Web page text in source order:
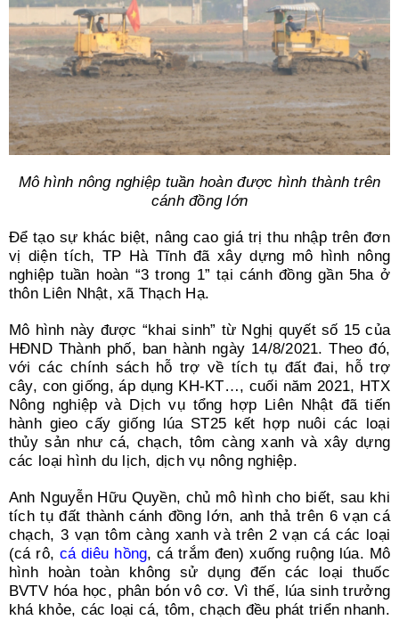
Mô hình nông nghiệp tuần hoàn được hình thành trên
cánh đồng lớn
Để tạo sự khác biệt, nâng cao giá trị thu nhập trên đơn
vị diện tích, TP Hà Tĩnh đã xây dựng mô hình nông
nghiệp tuần hoàn “3 trong 1” tại cánh đồng gần 5ha ở
thôn Liên Nhật, xã Thạch Hạ.
Mô hình này được “khai sinh” từ Nghị quyết số 15 của
HĐND Thành phố, ban hành ngày 14/8/2021. Theo đó,
với các chính sách hỗ trợ về tích tụ đất đai, hỗ trợ
cây, con giống, áp dụng KH-KT…, cuối năm 2021, HTX
Nông nghiệp và Dịch vụ tổng hợp Liên Nhật đã tiến
hành gieo cấy giống lúa ST25 kết hợp nuôi các loại
thủy sản như cá, chạch, tôm càng xanh và xây dựng
các loại hình du lịch, dịch vụ nông nghiệp.
Anh Nguyễn Hữu Quyền, chủ mô hình cho biết, sau khi
tích tụ đất thành cánh đồng lớn, anh thả trên 6 vạn cá
chạch, 3 vạn tôm càng xanh và trên 2 vạn cá các loại
(cá rô, cá diêu hồng, cá trắm đen) xuống ruộng lúa. Mô
hình hoàn toàn không sử dụng đến các loại thuốc
BVTV hóa học, phân bón vô cơ. Vì thế, lúa sinh trưởng
khá khỏe, các loại cá, tôm, chạch đều phát triển nhanh.